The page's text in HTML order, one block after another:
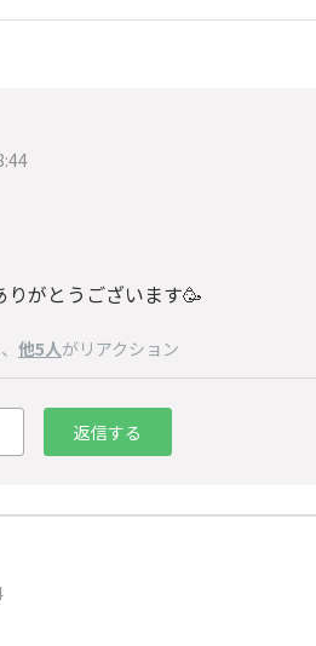
りがとうございます🥳
、 他5人がリアクション
返信する